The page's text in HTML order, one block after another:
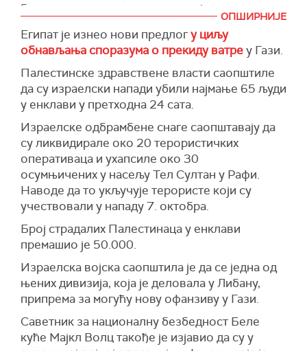
били усмерени на преостале војне капацитете
на аеродромима Палмир и Т-4 у Сирији,
неколико дана након што су оба аеродрома
већ била мета сличних напада.
Израел је поручио да ће наставити да делује у
циљу уклањања сваке потенцијалне претње по
безбедност својих грађана.
(Times of Israel)
ОПШИРНИЈЕ
Египат је изнео нови предлогу циљу
обнављања споразума о прекиду ватреу Гази.
Палестинске здравствене власти саопштиле
да су израелски напади убили најмање 65 људи
у енклави у претходна 24 сата.
Израелске одбрамбене снаге саопштавају да
су ликвидирале око 20 терористичких
оперативаца и ухапсиле око 30
осумњичених у насељу Тел Султан у Рафи.
Наводе да то укључује терористе који су
учествовали у нападу 7. октобра.
Број страдалих Палестинаца у енклави
премашио је 50.000.
Израелска војска саопштила је да се једна од
њених дивизија, која је деловала у Либану,
припрема за могућу нову офанзиву у Гази.
Саветник за националну безбедност Беле
куће Мајкл Волц такође је изјавио да су у